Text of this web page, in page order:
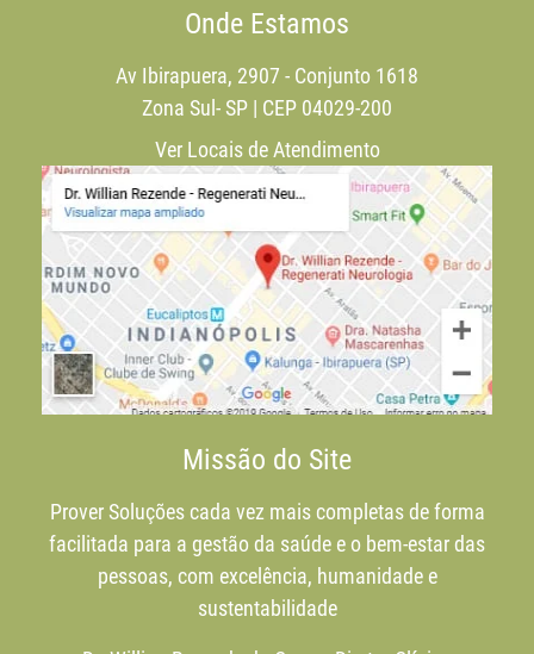
Onde Estamos
Av Ibirapuera, 2907 - Conjunto 1618
Zona Sul- SP | CEP 04029-200
Ver Locais de Atendimento
Missão do Site
Prover Soluções cada vez mais completas de forma
facilitada para a gestão da saúde e o bem-estar das
pessoas, com excelência, humanidade e
sustentabilidade